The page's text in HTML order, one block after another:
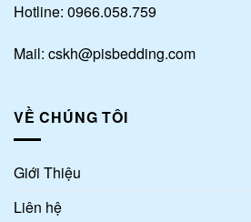
Hotline: 0966.058.759
Mail: cskh@pisbedding.com
VỀ CHÚNG TÔI
Giới Thiệu
Liên hệ